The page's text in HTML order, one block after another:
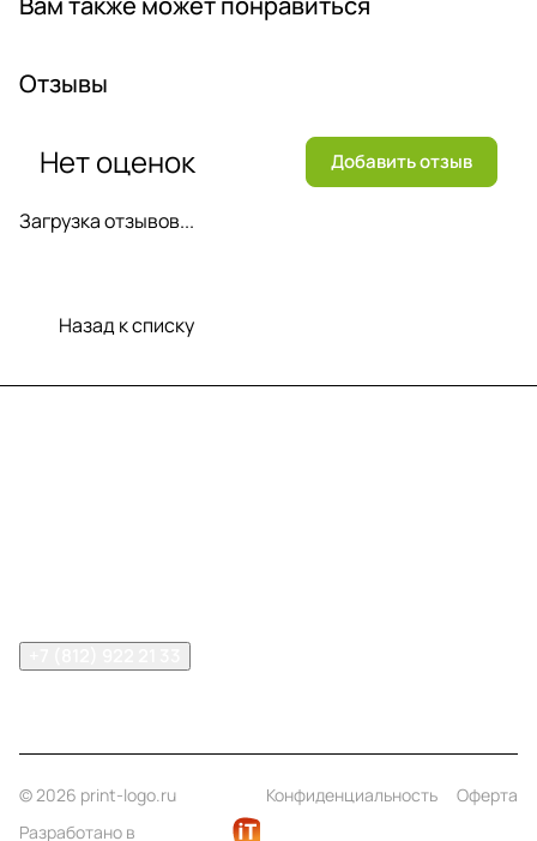
Отзывы
Загрузка отзывов...
Нет оценок Добавить отзыв
Назад к списку
© 2026 print-logo.ru Конфиденциальность
Оферта
Разработано в